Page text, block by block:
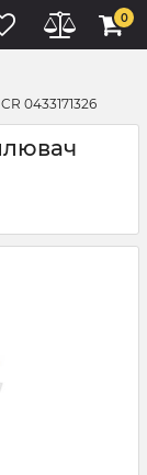
0
0433171326